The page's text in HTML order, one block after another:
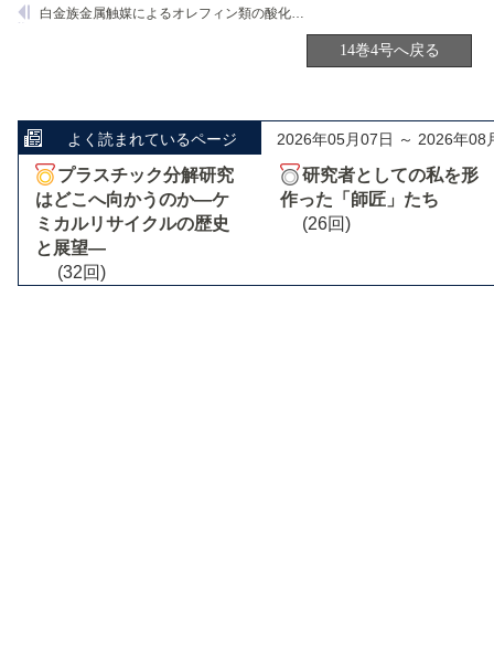
白金族金属触媒によるオレフィン類の酸化脱水素反応
14巻4号へ戻る
よく読まれているページ 2026年05月07日 ～ 2026年08
プラスチック分解研究
はどこへ向かうのか―ケ
ミカルリサイクルの歴史
と展望―
(32回)
研究者としての私を形
作った「師匠」たち
(26回)